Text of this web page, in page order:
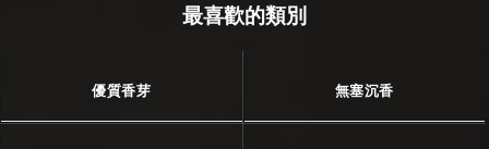
最喜歡的類別
優質香芽 無塞沉香